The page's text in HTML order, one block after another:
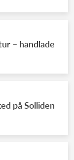
– handlade
på Solliden